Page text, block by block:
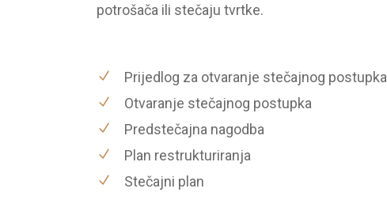
potrošača ili stečaju tvrtke.
Prijedlog za otvaranje stečajnog postupka
Otvaranje stečajnog postupka
Predstečajna nagodba
Plan restrukturiranja
Stečajni plan